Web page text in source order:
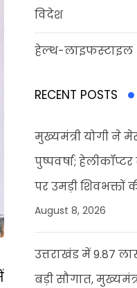
विदेश
हेल्‍थ-लाइफस्‍टाइल
RECENT POSTS
मुख्यमंत्री योगी ने
पुष्पवर्षा;
पर उमड़ी शिवभक्तों
August 8, 2026
उत्तराखंड में 9.87
बड़ी सौगात,